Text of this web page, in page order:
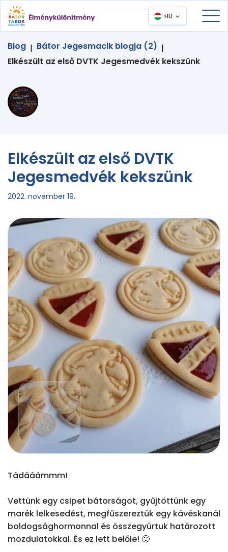
HU
Blog | Bátor Jegesmacik blogja (2) |
Elkészült az első DVTK Jegesmedvék kekszünk
Elkészült az első DVTK
Jegesmedvék kekszünk
2022. november 19.
Tádááámmm!
Vettünk egy csipet bátorságot, gyűjtöttünk egy
marék lelkesedést, megfűszereztük egy kávéskanál
boldogsághormonnal és összegyúrtuk határozott
mozdulatokkal. És ez lett belőle! 🙂